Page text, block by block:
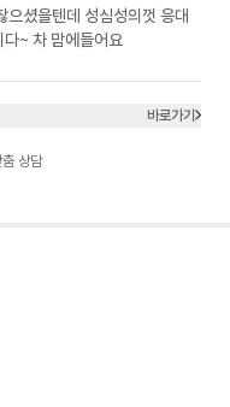
으셨을텐데 성심성의껏 응대
~ 차 맘에들어요
바로가기
상담